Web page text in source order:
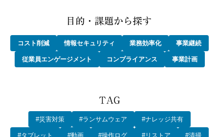
コスト削減 情報セキュリティ 業務効率化 事業継続
従業員エンゲージメント コンプライアンス 事業計画
#災害対策 #ランサムウェア #ナレッジ共有
#タブレット #動画 #操作ログ #リストア #清掃